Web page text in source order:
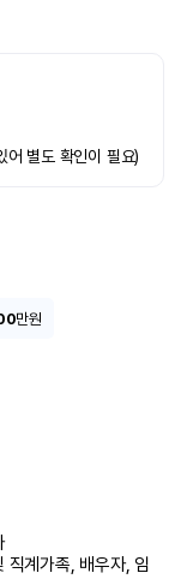
어 별도 확인이 필요)
만원
직계가족, 배우자, 임